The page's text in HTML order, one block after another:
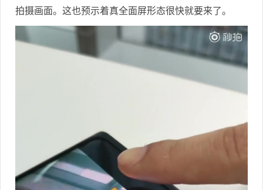
拍摄画面。这也预示着真全面屏形态很快就要来了。